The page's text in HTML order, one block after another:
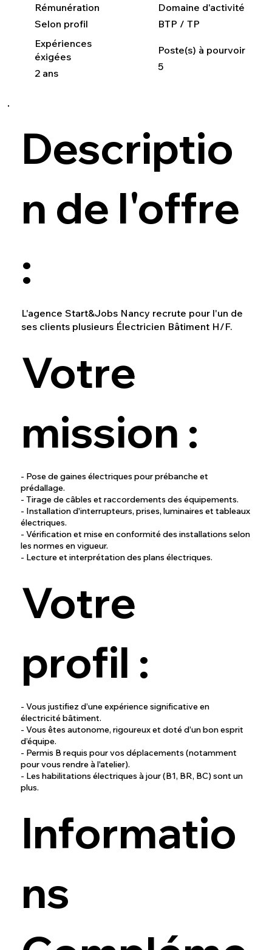
Rémunération
Selon profil
Domaine d'activité
BTP / TP
Expériences
éxigées
2 ans
Poste(s) à pourvoir
5
Descriptio
n de l'offre
:
L'agence Start&Jobs Nancy recrute pour l'un de
ses clients plusieurs Électricien Bâtiment H/F.
Votre
mission :
- Pose de gaines électriques pour prébanche et
prédallage.
- Tirage de câbles et raccordements des équipements.
- Installation d'interrupteurs, prises, luminaires et tableaux
électriques.
- Vérification et mise en conformité des installations selon
les normes en vigueur.
- Lecture et interprétation des plans électriques.
Votre
profil :
- Vous justifiez d’une expérience significative en
électricité bâtiment.
- Vous êtes autonome, rigoureux et doté d’un bon esprit
d’équipe.
- Permis B requis pour vos déplacements (notamment
pour vous rendre à l'atelier).
- Les habilitations électriques à jour (B1, BR, BC) sont un
plus.
Informatio
ns